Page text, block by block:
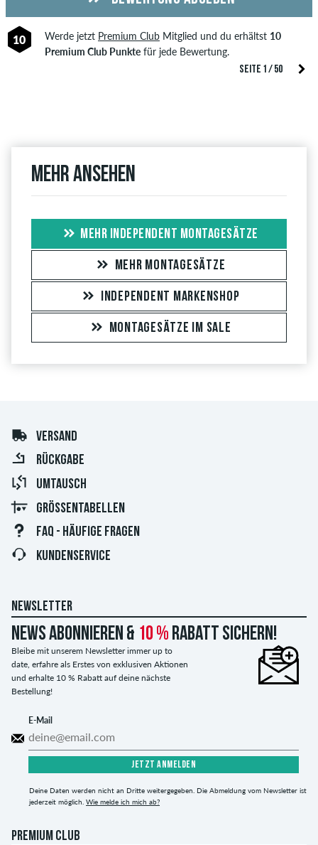
SEITE 1 / 50
10 Werde jetzt Premium ClubMitglied und du erhältst 10
Premium Club Punktefür jede Bewertung.
Mehr ansehen
MEHR INDEPENDENT MONTAGESÄTZE
MEHR MONTAGESÄTZE
INDEPENDENT MARKENSHOP
MONTAGESÄTZE IM SALE
VERSAND
RÜCKGABE
UMTAUSCH
GRÖSSENTABELLEN
FAQ - HÄUFIGE FRAGEN
KUNDENSERVICE
NEWSLETTER
News abonnieren & 10 % Rabatt sichern!
Bleibe mit unserem Newsletter immer up to
date, erfahre als Erstes von exklusiven Aktionen
und erhalte 10 % Rabatt auf deine nächste
Bestellung!
E-Mail
JETZT ANMELDEN
Deine Daten werden nicht an Dritte weitergegeben. Die Abmeldung vom Newsletter ist
jederzeit möglich. Wie melde ich mich ab?
PREMIUM CLUB